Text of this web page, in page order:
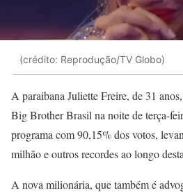
(crédito: Reprodução/TV Globo)
A paraibana Juliette Freire, de 31
Big Brother Brasil na noite de terça-
programa com 90,15% dos votos,
milhão e outros recordes ao longo
A nova milionária, que também é